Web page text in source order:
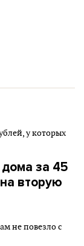
за 45
вторую